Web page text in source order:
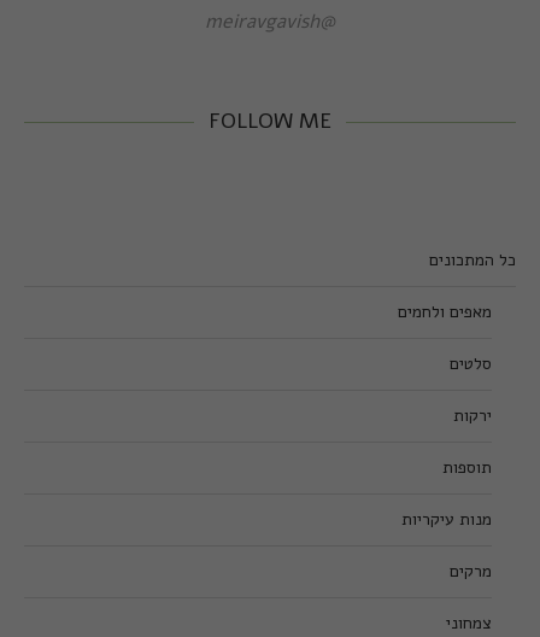
@meiravgavish
FOLLOW ME
כל המתכונים
מאפים ולחמים
סלטים
ירקות
תוספות
מנות עיקריות
מרקים
צמחוני